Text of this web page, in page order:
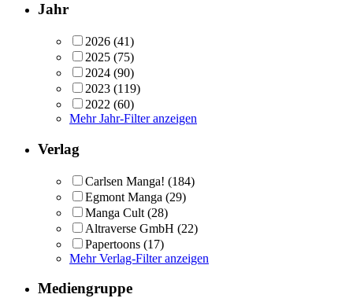
Jahr
2026 (41)
2025 (75)
2024 (90)
2023 (119)
2022 (60)
Mehr Jahr-Filter anzeigen
Verlag
Carlsen Manga! (184)
Egmont Manga (29)
Manga Cult (28)
Altraverse GmbH (22)
Papertoons (17)
Mehr Verlag-Filter anzeigen
Mediengruppe